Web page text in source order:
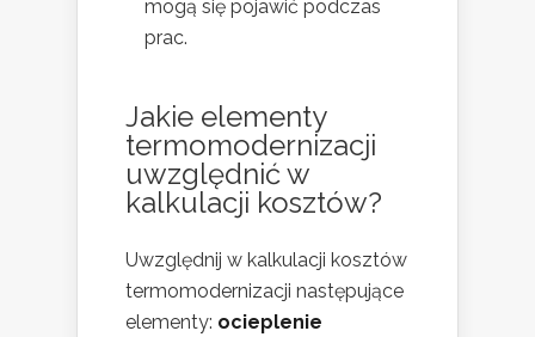
mogą się pojawić podczas
prac.
Jakie elementy
termomodernizacji
uwzględnić w
kalkulacji kosztów?
Uwzględnij w kalkulacji kosztów
termomodernizacji następujące
elementy: ocieplenie